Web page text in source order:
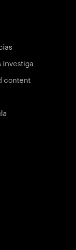
investiga
content